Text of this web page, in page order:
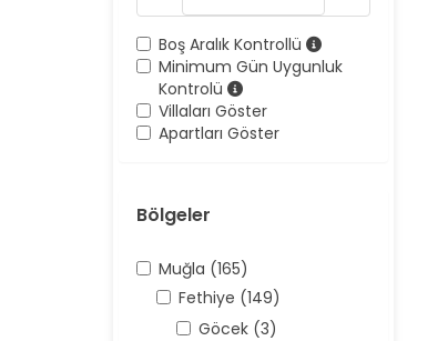
Boş Aralık Kontrollü
Minimum Gün Uygunluk
Kontrolü
Villaları Göster
Apartları Göster
Bölgeler
Muğla (165)
Fethiye (149)
Göcek (3)